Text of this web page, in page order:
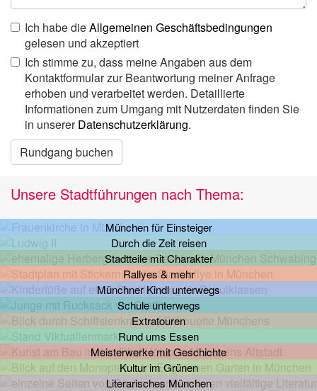
Ich habe dieAllgemeinen Geschäftsbedingungen
gelesen und akzeptiert
Ich stimme zu, dass meine Angaben aus dem
Kontaktformular zur Beantwortung meiner Anfrage
erhoben und verarbeitet werden. Detaillierte
Informationen zum Umgang mit Nutzerdaten finden Sie
in unsererDatenschutzerklärung.
Rundgang buchen
Unsere Stadtführungen nach Thema:
München für Einsteiger
Durch die Zeit reisen
Stadtteile mit Charakter
Rallyes & mehr
Münchner Kindl unterwegs
Schule unterwegs
Extratouren
Rund ums Essen
Meisterwerke mit Geschichte
Kultur im Grünen
Literarisches München